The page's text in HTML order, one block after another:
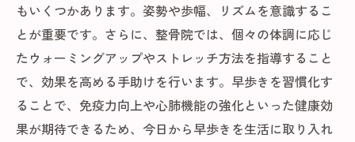
もいくつかあります。姿勢や歩幅、リズムを意識するこ
とが重要です。さらに、整骨院では、個々の体調に応じ
たウォーミングアップやストレッチ方法を指導すること
で、効果を高める手助けを行います。早歩きを習慣化す
ることで、免疫力向上や心肺機能の強化といった健康効
果が期待できるため、今日から早歩きを生活に取り入れ